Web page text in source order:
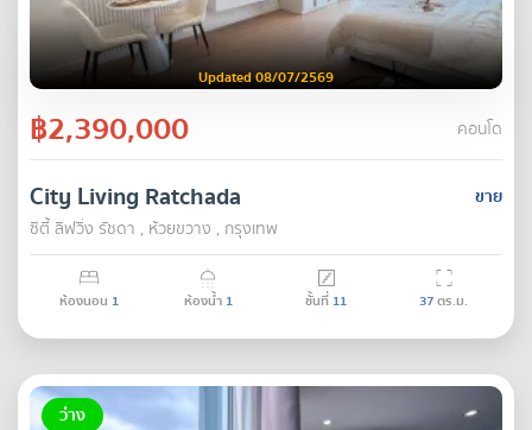
Updated 08/07/2569
฿2,390,000 คอนโด
ขาย
City Living Ratchada
ซิตี้ ลิฟวิ่ง รัชดา , ห้วยขวาง , กรุงเทพ
ห้องนอน 1 ห้องน้ำ 1 ชั้นที่ 11 37ตร.ม.
ว่าง